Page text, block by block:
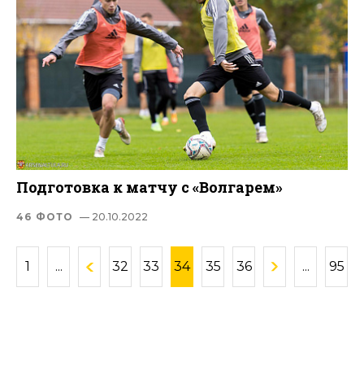
Подготовка к матчу с «Волгарем»
46 ФОТО — 20.10.2022
1 ... 32 33 34 35 36 ... 95